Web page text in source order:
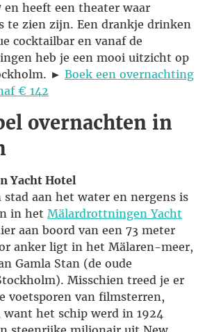
en heeft een theater waar
te zien zijn. Een drankje drinken
cocktailbar en vanaf de
heb je een mooi uitzicht op
► Boek een overnachting
€ 142
overnachten in
Yacht Hotel
stad aan het water en nergens is
in het Mälardrottningen Yacht
aan boord van een 73 meter
anker ligt in het Mälaren-meer,
Gamla Stan (de oude
Misschien treed je er
voetsporen van filmsterren,
het schip werd in 1924